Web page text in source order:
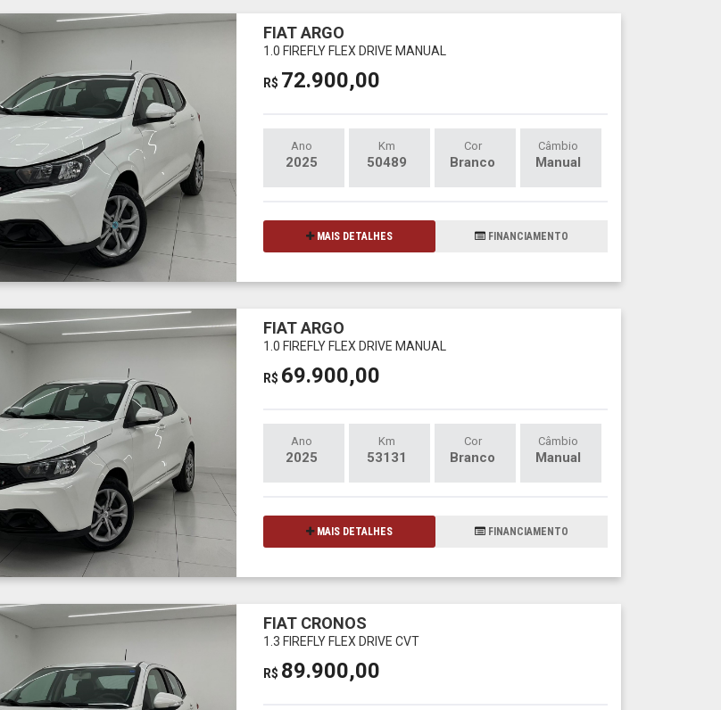
FIAT ARGO
1.0 FIREFLY FLEX DRIVE MANUAL
R$ 72.900,00
Ano
2025
Km
50489
Cor
Branco
Câmbio
Manual
MAIS DETALHES FINANCIAMENTO
FIAT ARGO
1.0 FIREFLY FLEX DRIVE MANUAL
R$ 69.900,00
Ano
2025
Km
53131
Cor
Branco
Câmbio
Manual
MAIS DETALHES FINANCIAMENTO
FIAT CRONOS
1.3 FIREFLY FLEX DRIVE CVT
R$ 89.900,00